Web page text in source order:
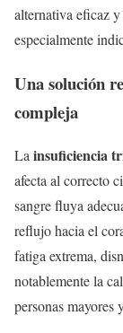
alternativa eficaz
especialmente
Una solución
compleja
Lainsuficiencia
afecta al correcto
sangre fluya
reflujo hacia el
fatiga extrema,
notablemente la
personas mayores